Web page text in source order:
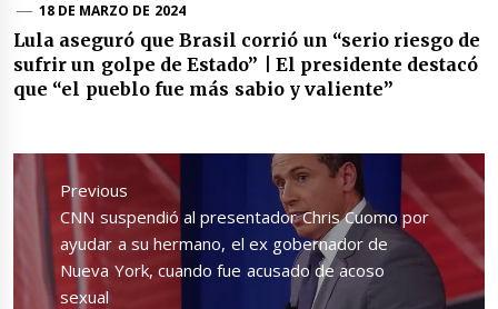
18 DE MARZO DE 2024
Lula aseguró que Brasil corrió un “serio riesgo de
sufrir un golpe de Estado” | El presidente destacó
que “el pueblo fue más sabio y valiente”
Navegación
de
entradas
Previous
Previous
post:
CNN suspendió al presentador Chris Cuomo por
ayudar a su hermano, el ex gobernador de
Nueva York, cuando fue acusado de acoso
sexual